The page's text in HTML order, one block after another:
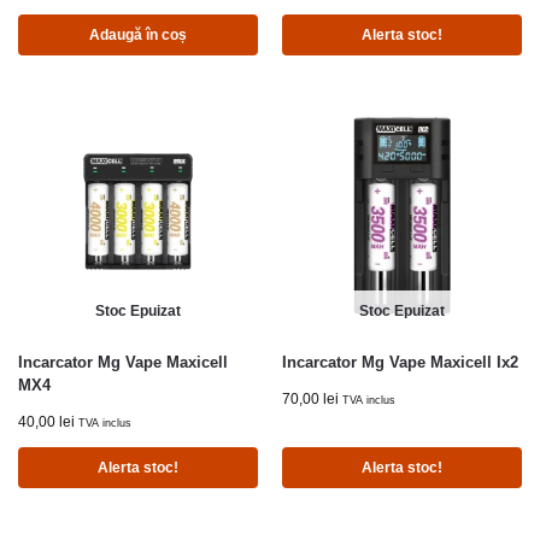
Adaugă în coș Alerta stoc!
Stoc Epuizat
Incarcator Mg Vape Maxicell
MX4
40,00 lei TVA inclus
Alerta stoc!
Stoc Epuizat
Incarcator Mg Vape Maxicell Ix2
70,00 lei TVA inclus
Alerta stoc!